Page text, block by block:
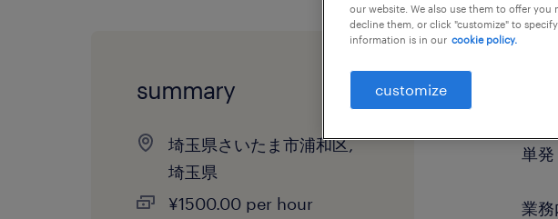
summary
埼玉県さいたま市浦和区,
埼玉県
¥1500.00 per hour
単発
業務
our website. We also use them to offer
decline them, or click "customize" to
information is in our cookie policy.
customize